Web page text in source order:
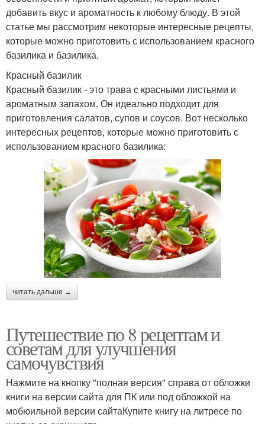
добавить вкус и ароматность к любому блюду. В этой
статье мы рассмотрим некоторые интересные рецепты,
которые можно приготовить с использованием красного
базилика и базилика.
Красный базилик
Красный базилик - это трава с красными листьями и
ароматным запахом. Он идеально подходит для
приготовления салатов, супов и соусов. Вот несколько
интересных рецептов, которые можно приготовить с
использованием красного базилика:
читать дальше →
Путешествие по 8 рецептам и
советам для улучшения
самочувствия
Нажмите на кнопку "полная версия" справа от обложки
книги на версии сайта для ПК или под обложкой на
мобюильной версии сайтаКупите книгу на литресе по